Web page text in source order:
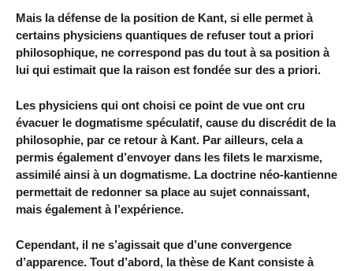
Mais la défense de la position de Kant, si elle permet à
certains physiciens quantiques de refuser tout a priori
philosophique, ne correspond pas du tout à sa position à
lui qui estimait que la raison est fondée sur des a priori.
Les physiciens qui ont choisi ce point de vue ont cru
évacuer le dogmatisme spéculatif, cause du discrédit de la
philosophie, par ce retour à Kant. Par ailleurs, cela a
permis également d’envoyer dans les filets le marxisme,
assimilé ainsi à un dogmatisme. La doctrine néo-kantienne
permettait de redonner sa place au sujet connaissant,
mais également à l’expérience.
Cependant, il ne s’agissait que d’une convergence
d’apparence. Tout d’abord, la thèse de Kant consiste à